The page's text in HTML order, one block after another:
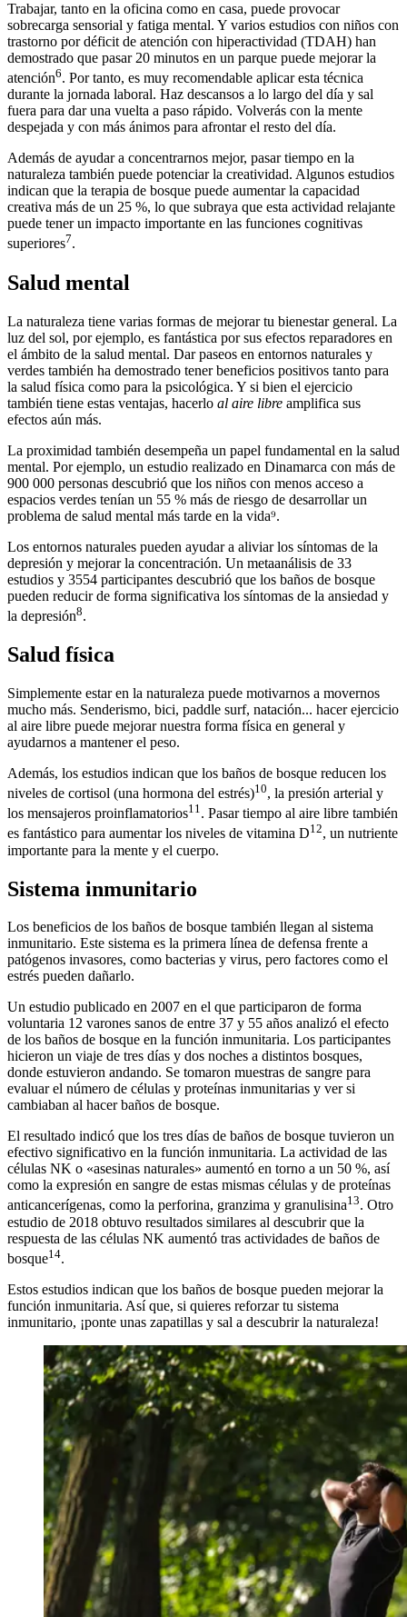
Trabajar, tanto en la oficina como en casa, puede provocar
sobrecarga sensorial y fatiga mental. Y varios estudios con niños con
trastorno por déficit de atención con hiperactividad (TDAH) han
demostrado que pasar 20 minutos en un parque puede mejorar la
atención6. Por tanto, es muy recomendable aplicar esta técnica
durante la jornada laboral. Haz descansos a lo largo del día y sal
fuera para dar una vuelta a paso rápido. Volverás con la mente
despejada y con más ánimos para afrontar el resto del día.
Además de ayudar a concentrarnos mejor, pasar tiempo en la
naturaleza también puede potenciar la creatividad. Algunos estudios
indican que la terapia de bosque puede aumentar la capacidad
creativa más de un 25 %, lo que subraya que esta actividad relajante
puede tener un impacto importante en las funciones cognitivas
superiores7.
Salud mental
La naturaleza tiene varias formas de mejorar tu bienestar general. La
luz del sol, por ejemplo, es fantástica por sus efectos reparadores en
el ámbito de la salud mental. Dar paseos en entornos naturales y
verdes también ha demostrado tener beneficios positivos tanto para
la salud física como para la psicológica. Y si bien el ejercicio
también tiene estas ventajas, hacerlo al aire libre amplifica sus
efectos aún más.
La proximidad también desempeña un papel fundamental en la salud
mental. Por ejemplo, un estudio realizado en Dinamarca con más de
900 000 personas descubrió que los niños con menos acceso a
espacios verdes tenían un 55 % más de riesgo de desarrollar un
problema de salud mental más tarde en la vida⁹.
Los entornos naturales pueden ayudar a aliviar los síntomas de la
depresión y mejorar la concentración. Un metaanálisis de 33
estudios y 3554 participantes descubrió que los baños de bosque
pueden reducir de forma significativa los síntomas de la ansiedad y
la depresión8.
Salud física
Simplemente estar en la naturaleza puede motivarnos a movernos
mucho más. Senderismo, bici, paddle surf, natación... hacer ejercicio
al aire libre puede mejorar nuestra forma física en general y
ayudarnos a mantener el peso.
Además, los estudios indican que los baños de bosque reducen los
niveles de cortisol (una hormona del estrés)10, la presión arterial y
los mensajeros proinflamatorios11 . Pasar tiempo al aire libre también
es fantástico para aumentar los niveles de vitamina D12, un nutriente
importante para la mente y el cuerpo.
Sistema inmunitario
Los beneficios de los baños de bosque también llegan al sistema
inmunitario. Este sistema es la primera línea de defensa frente a
patógenos invasores, como bacterias y virus, pero factores como el
estrés pueden dañarlo.
Un estudio publicado en 2007 en el que participaron de forma
voluntaria 12 varones sanos de entre 37 y 55 años analizó el efecto
de los baños de bosque en la función inmunitaria. Los participantes
hicieron un viaje de tres días y dos noches a distintos bosques,
donde estuvieron andando. Se tomaron muestras de sangre para
evaluar el número de células y proteínas inmunitarias y ver si
cambiaban al hacer baños de bosque.
El resultado indicó que los tres días de baños de bosque tuvieron un
efectivo significativo en la función inmunitaria. La actividad de las
células NK o «asesinas naturales» aumentó en torno a un 50 %, así
como la expresión en sangre de estas mismas células y de proteínas
anticancerígenas, como la perforina, granzima y granulisina13. Otro
estudio de 2018 obtuvo resultados similares al descubrir que la
respuesta de las células NK aumentó tras actividades de baños de
bosque14.
Estos estudios indican que los baños de bosque pueden mejorar la
función inmunitaria. Así que, si quieres reforzar tu sistema
inmunitario, ¡ponte unas zapatillas y sal a descubrir la naturaleza!